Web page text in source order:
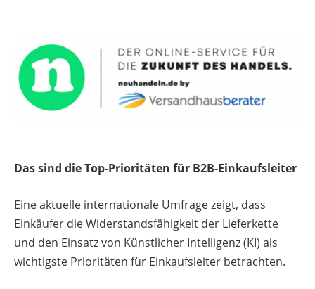
Das sind die Top-Prioritäten für B2B-Einkaufsleiter
Eine aktuelle internationale Umfrage zeigt, dass
Einkäufer die Widerstandsfähigkeit der Lieferkette
und den Einsatz von Künstlicher Intelligenz (KI) als
wichtigste Prioritäten für Einkaufsleiter betrachten.